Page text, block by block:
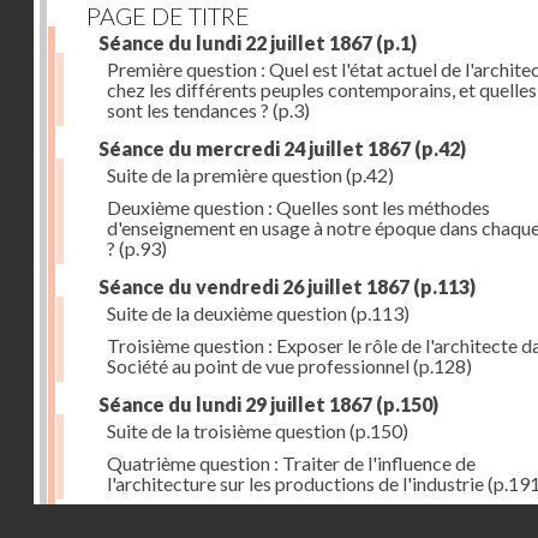
PAGE DE TITRE
Séance du lundi 22 juillet 1867 (p.1)
Première question : Quel est l'état actuel de
chez les différents peuples contemporains, et
sont les tendances ? (p.3)
Séance du mercredi 24 juillet 1867 (p.42)
Suite de la première question(p.42)
Deuxième question : Quelles sont les méthodes
d'enseignement en usage à notre époque dans
? (p.93)
Séance du vendredi 26 juillet 1867 (p.113)
Suite de la deuxième question(p.113)
Troisième question : Exposer le rôle de l'architecte
Société au point de vue professionnel(p.128)
Séance du lundi 29 juillet 1867 (p.150)
Suite de la troisième question(p.150)
Quatrième question : Traiter de l'influence de
l'architecture sur les productions de l'industrie